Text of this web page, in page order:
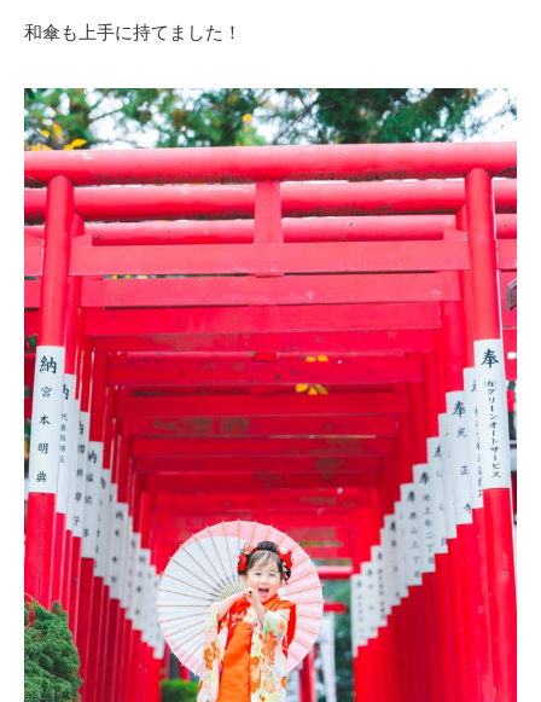
和傘も上手に持てました！